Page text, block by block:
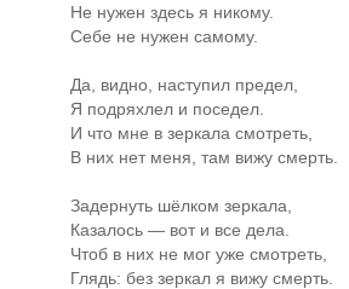
Не нужен здесь я никому.
Себе не нужен самому.
Да, видно, наступил предел,
Я подряхлел и поседел.
И что мне в зеркала смотреть,
В них нет меня, там вижу смерть.
Задернуть шёлком зеркала,
Казалось — вот и все дела.
Чтоб в них не мог уже смотреть,
Глядь: без зеркал я вижу смерть.